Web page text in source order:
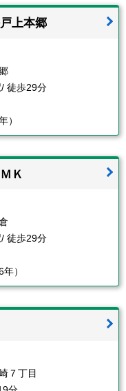
上本郷
徒歩29分
）
Ｋ
徒歩29分
）
７丁目